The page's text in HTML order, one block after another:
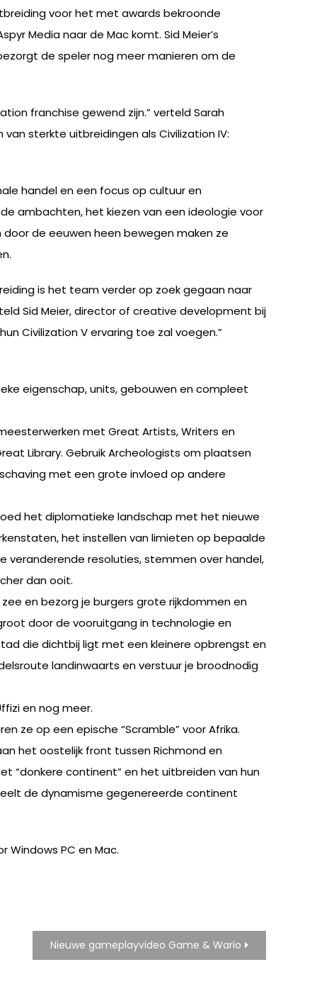
voor het met awards bekroonde
Media naar de Mac komt. Sid Meier’s
de speler nog meer manieren om de
franchise gewend zijn.” verteld Sarah
van sterkte uitbreidingen als Civilization IV:
handel en een focus op cultuur en
ambachten, het kiezen van een ideologie voor
door de eeuwen heen bewegen maken ze
is het team verder op zoek gegaan naar
Sid Meier, director of creative development bij
Civilization V ervaring toe zal voegen.”
eigenschap, units, gebouwen en compleet
met Great Artists, Writers en
Library. Gebruik Archeologists om plaatsen
met een grote invloed op andere
het diplomatieke landschap met het nieuwe
het instellen van limieten op bepaalde
veranderende resoluties, stemmen over handel,
dan ooit.
en bezorg je burgers grote rijkdommen en
door de vooruitgang in technologie en
die dichtbij ligt met een kleinere opbrengst en
landinwaarts en verstuur je broodnodig
en nog meer.
ze op een epische “Scramble” voor Afrika.
het oostelijk front tussen Richmond en
“donkere continent” en het uitbreiden van hun
de dynamisme gegenereerde continent
Windows PC en Mac.
Nieuwe gameplayvideo Game & Wario